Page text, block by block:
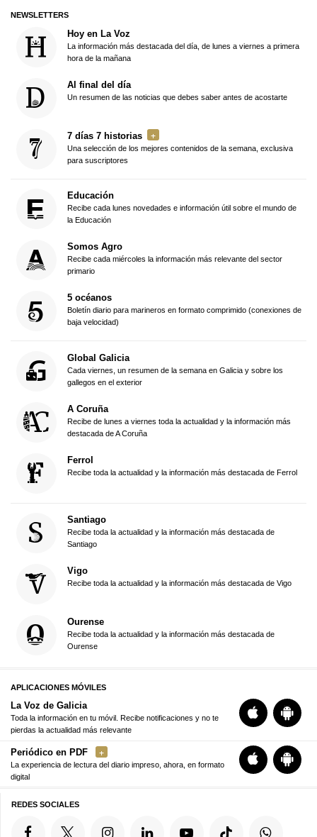
NEWSLETTERS
Hoy en La Voz
La información más destacada del día, de lunes a viernes a primera
hora de la mañana
Al final del día
Un resumen de las noticias que debes saber antes de acostarte
7 días 7 historias
Una selección de los mejores contenidos de la semana, exclusiva
para suscriptores
Educación
Recibe cada lunes novedades e información útil sobre el mundo de
la Educación
Somos Agro
Recibe cada miércoles la información más relevante del sector
primario
5 océanos
Boletín diario para marineros en formato comprimido (conexiones de
baja velocidad)
Global Galicia
Cada viernes, un resumen de la semana en Galicia y sobre los
gallegos en el exterior
A Coruña
Recibe de lunes a viernes toda la actualidad y la información más
destacada de A Coruña
Ferrol
Recibe toda la actualidad y la información más destacada de Ferrol
Santiago
Recibe toda la actualidad y la información más destacada de
Santiago
Vigo
Recibe toda la actualidad y la información más destacada de Vigo
Ourense
Recibe toda la actualidad y la información más destacada de
Ourense
APLICACIONES MÓVILES
La Voz de Galicia
Toda la información en tu móvil. Recibe notificaciones y no te
pierdas la actualidad más relevante
Periódico en PDF
La experiencia de lectura del diario impreso, ahora, en formato
digital
REDES SOCIALES